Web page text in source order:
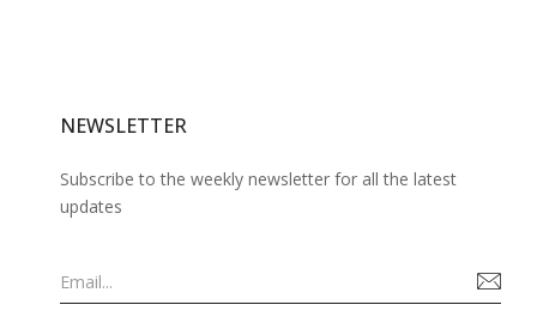
NEWSLETTER
Subscribe to the weekly newsletter for all the latest
updates